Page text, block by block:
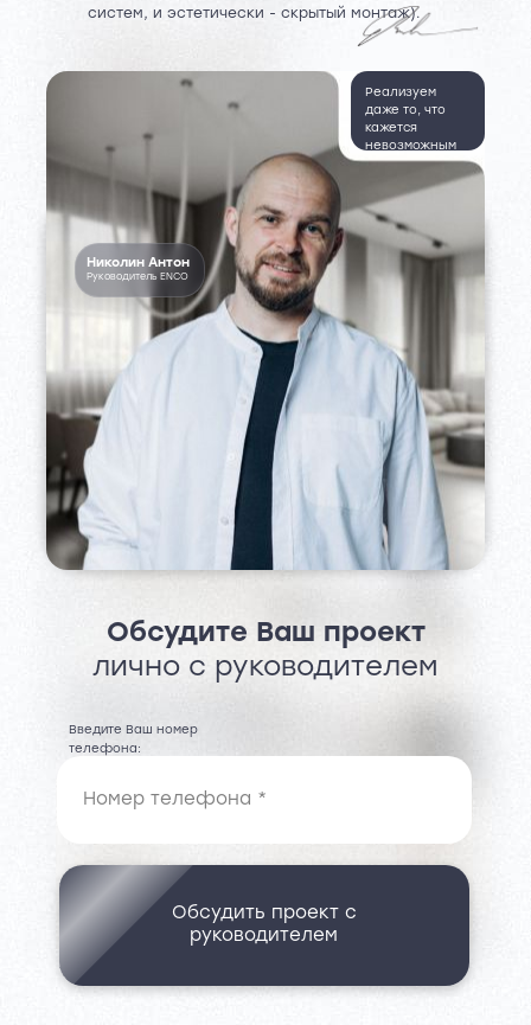
систем, и эстетически - скрытый монтаж).
Обсудить проект с
руководителем
Введите Ваш номер
телефона:
Обсудите Ваш проект
лично с руководителем
Николин Антон
Руководитель ENCO
Реализуем
даже то, что
кажется
невозможным